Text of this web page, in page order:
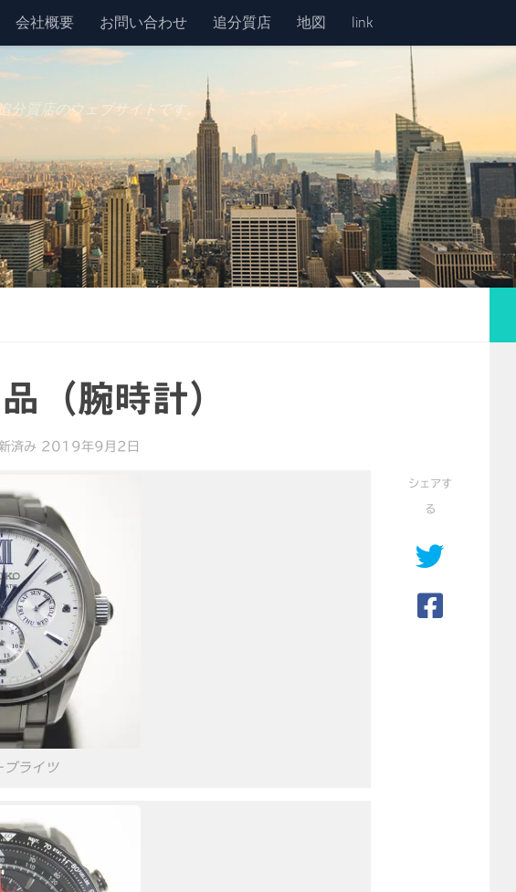
会社概要 お問い合わせ 追分質店 地図 link
質店のウェブサイトです。
（腕時計）
済み 2019年9月2日
ブライツ
シェアす
る